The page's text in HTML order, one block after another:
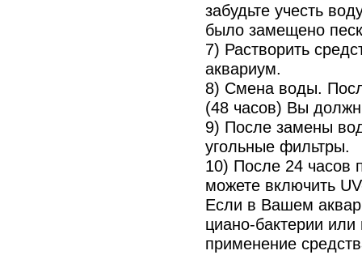
забудьте учесть
было замещено
7) Растворить
аквариум.
8) Смена воды.
(48 часов) Вы
9) После замены
угольные фильтры.
10) После 24 часов
можете включить
Если в Вашем
циано-бактерии
применение